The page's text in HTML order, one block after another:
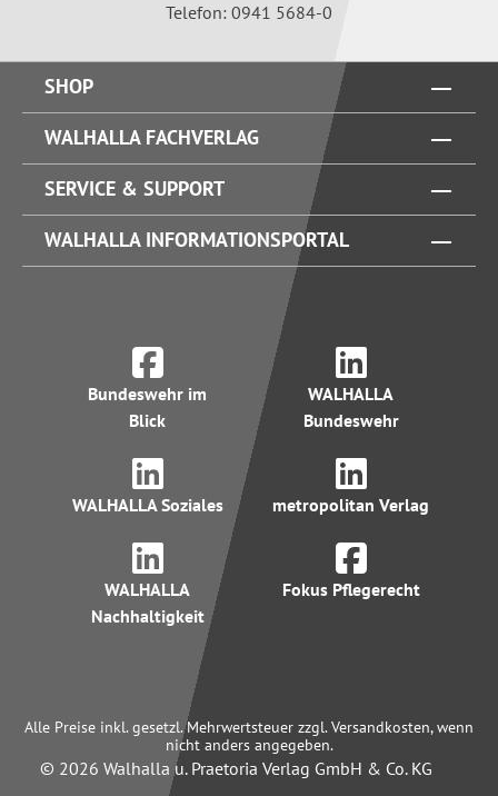
Telefon: 0941 5684-0
SHOP
WALHALLA FACHVERLAG
SERVICE & SUPPORT
WALHALLA INFORMATIONSPORTAL
Bundeswehr im
Blick
WALHALLA
Bundeswehr
WALHALLA Soziales metropolitan Verlag
WALHALLA
Nachhaltigkeit
Fokus Pflegerecht
Alle Preise inkl. gesetzl. Mehrwertsteuer zzgl. Versandkosten, wenn
nicht anders angegeben.
© 2026 Walhalla u. Praetoria Verlag GmbH & Co. KG